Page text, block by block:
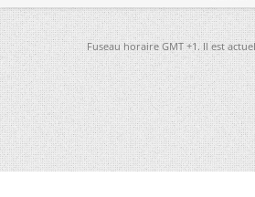
Fuseau horaire GMT +1. Il est